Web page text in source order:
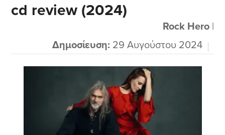
τις πιο ενδιαφέρουσες προσωπικότητες της
σύγχρονης μουσικής σκηνής μαζί με τις άλλες
αξιόλογες...
cd review (2024)
Rock Hero|
Δημοσίευση: 29 Αυγούστου 2024